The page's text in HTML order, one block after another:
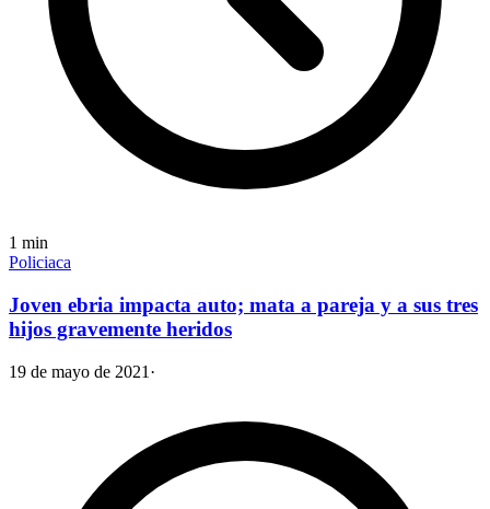
1 min
Policiaca
Joven ebria impacta auto; mata a pareja y a sus tres
hijos gravemente heridos
19 de mayo de 2021 ·